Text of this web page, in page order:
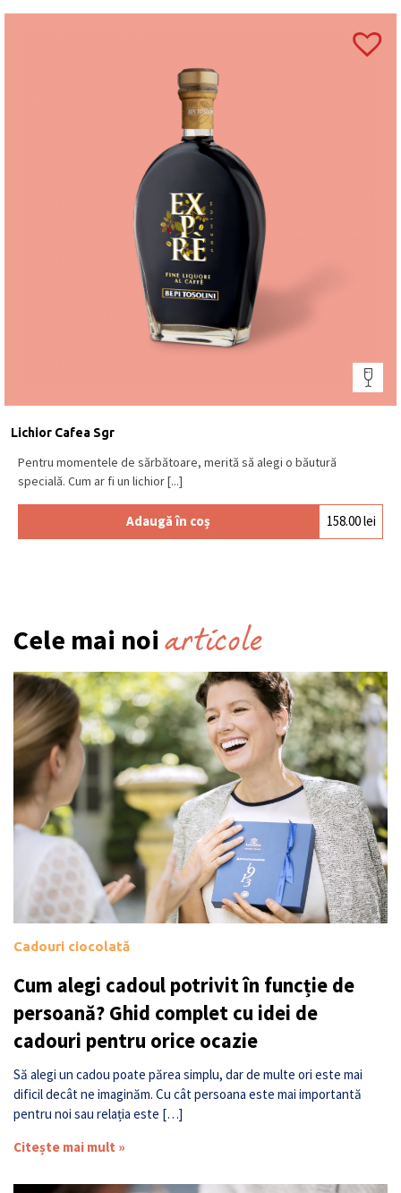
Lichior Cafea Sgr
Pentru momentele de sărbătoare, merită să alegi o băutură
specială. Cum ar fi un lichior [...]
Adaugă în coș 158.00lei
Cele mai noi articole
Cadouri ciocolată
Cum alegi cadoul potrivit în funcție de
persoană? Ghid complet cu idei de
cadouri pentru orice ocazie
Să alegi un cadou poate părea simplu, dar de multe ori este mai
dificil decât ne imaginăm. Cu cât persoana este mai importantă
pentru noi sau relația este […]
Citește mai mult »